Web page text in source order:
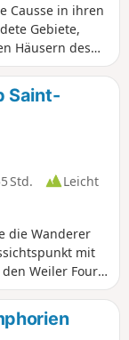
Causse in ihren
Gebiete,
Häusern des
Jahrhundert.
Saint-
Std.
Leicht
die Wanderer
mit
Weiler Foury
Sietges.